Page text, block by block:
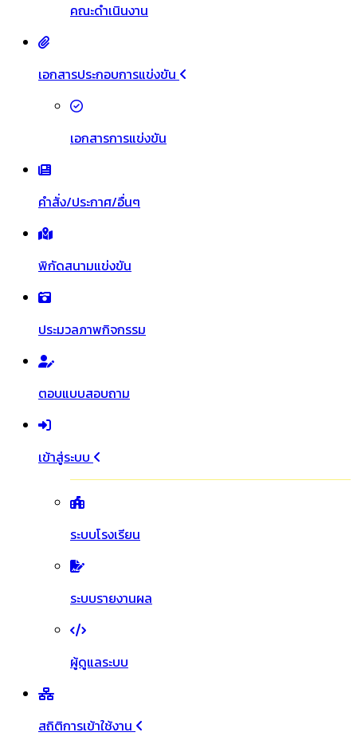
คณะดำเนินงาน
เอกสารประกอบการแข่งขัน
เอกสารการแข่งขัน
คำสั่ง/ประกาศ/อื่นๆ
พิกัดสนามแข่งขัน
ประมวลภาพกิจกรรม
ตอบแบบสอบถาม
เข้าสู่ระบบ
ระบบโรงเรียน
ระบบรายงานผล
ผู้ดูแลระบบ
สถิติการเข้าใช้งาน